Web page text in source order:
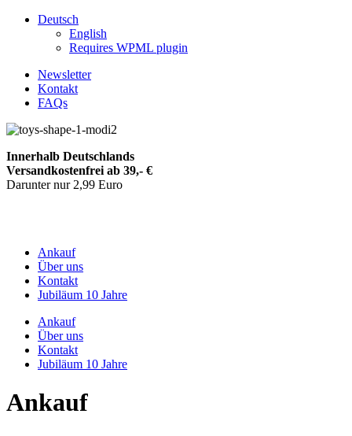
Deutsch
English
Requires WPML plugin
Newsletter
Kontakt
FAQs
Innerhalb Deutschlands
Versandkostenfrei ab 39,- €
Darunter nur 2,99 Euro
Ankauf
Über uns
Kontakt
Jubiläum 10 Jahre
Ankauf
Über uns
Kontakt
Jubiläum 10 Jahre
Ankauf